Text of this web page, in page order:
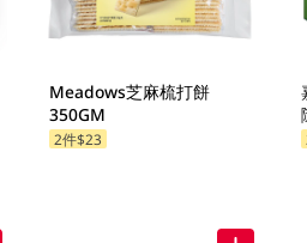
Meadows芝麻梳打餅
350GM
2件$23